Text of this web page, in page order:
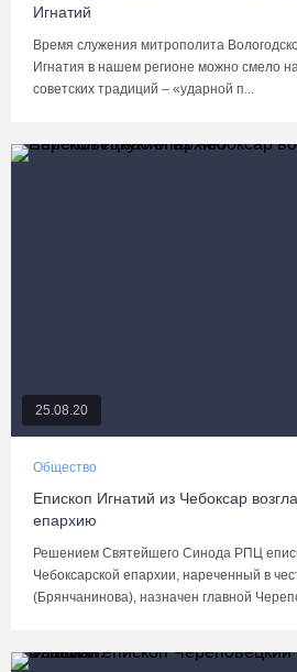
Игнатий
Время служения митрополита
Игнатия в нашем регионе можно смело
советских традиций – «ударной п...
25.08.20
Общество
Епископ Игнатий из Чебоксар
епархию
Решением Святейшего Синода РПЦ
Чебоксарской епархии, нареченный в
(Брянчанинова), назначен главной